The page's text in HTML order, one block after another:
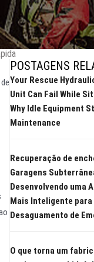
POSTAGENS
Your Rescue
Unit Can Fail While
Why Idle Equipment
Maintenance
Recuperação de
Garagens
Desenvolvendo uma
Mais Inteligente para
Desaguamento de
O que torna um